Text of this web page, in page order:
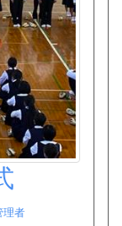
理者